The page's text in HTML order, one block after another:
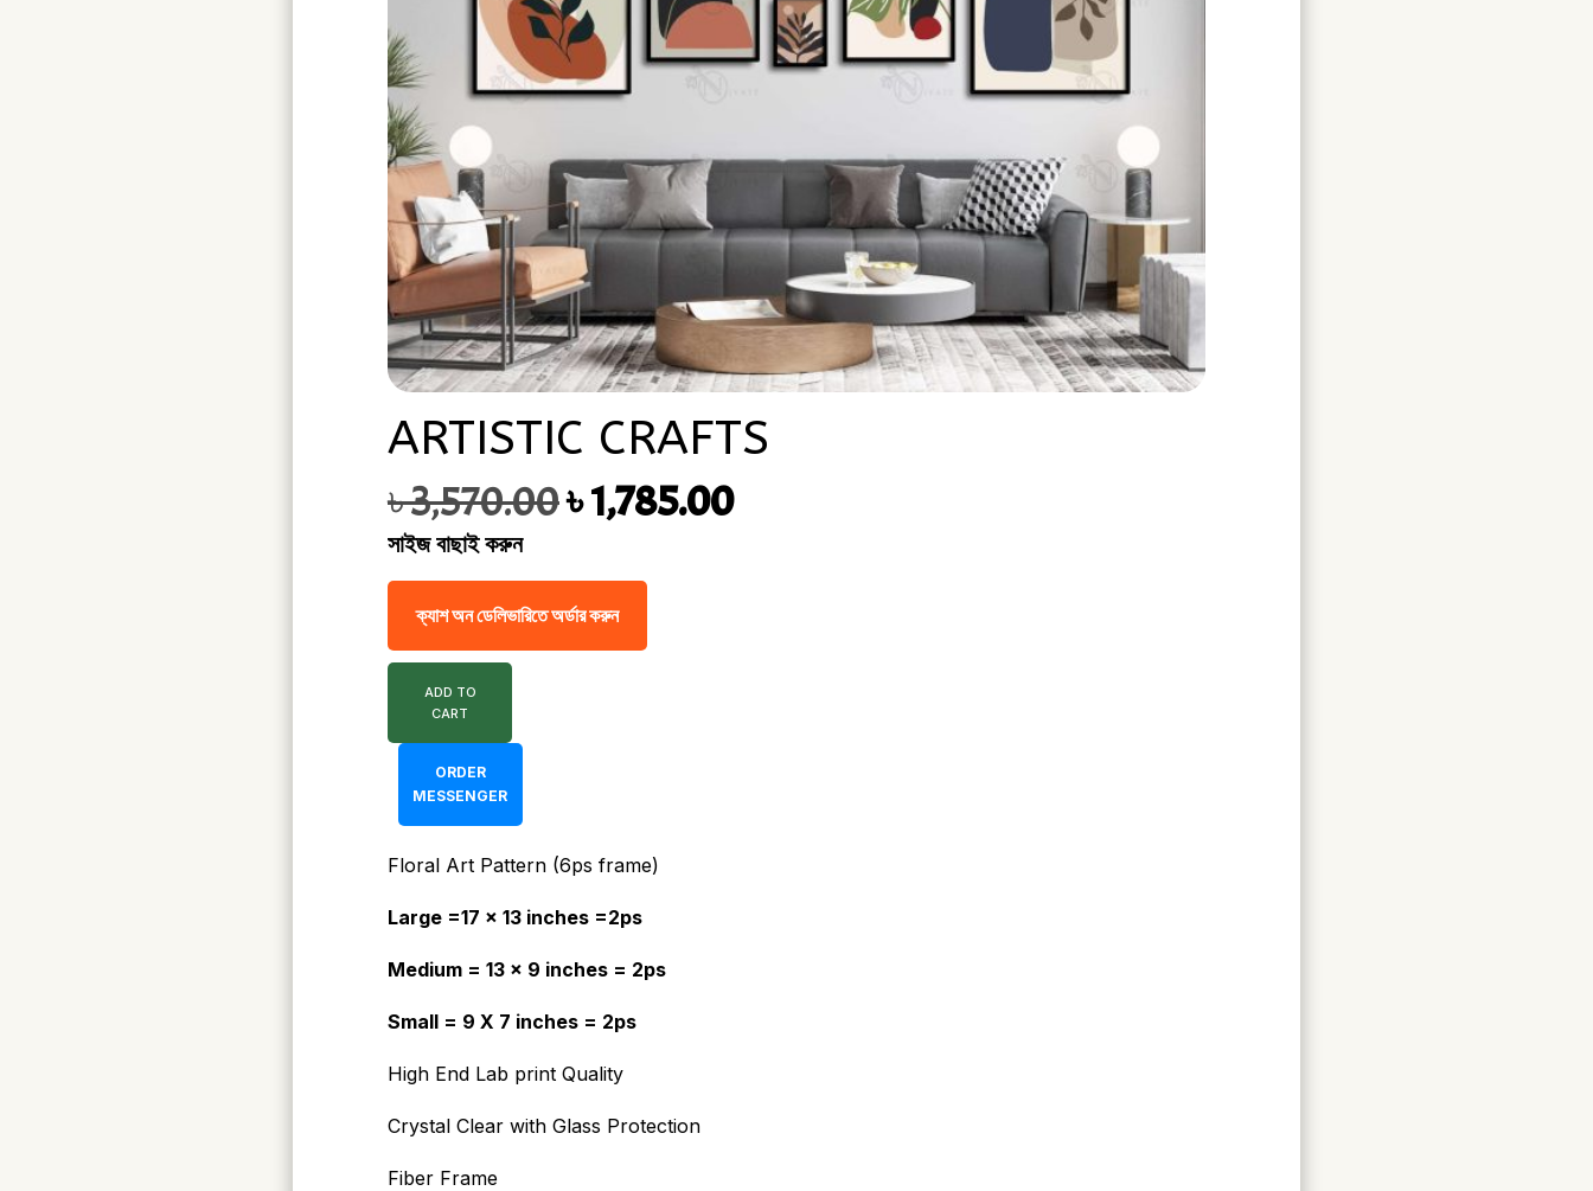
ARTISTIC CRAFTS
৳3,570.00Original
was:
৳ 3,570.00.
৳1,785.00Current
সাইজ বাছাই করুন
ক্যাশ অন ডেলিভারিতে অর্ডার করুন
ADD TO
CART
ORDER
MESSENGER
Floral Art Pattern (6ps frame)
Large =17 x 13 inches =2ps
Medium = 13 x 9 inches = 2ps
Small = 9 X 7 inches = 2ps
High End Lab print Quality
Crystal Clear with Glass Protection
Fiber Frame